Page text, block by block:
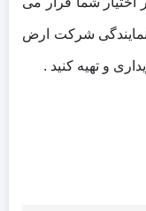
نمایندگی شرکت ارض
و تهیه کنید .